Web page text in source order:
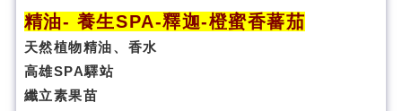
精油- 養生SPA-釋迦-橙蜜香蕃茄
天然植物精油、香水
高雄SPA驛站
纖立素果苗